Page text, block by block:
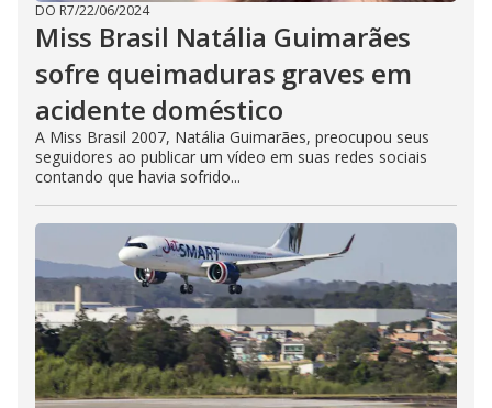
DO R7/22/06/2024
Miss Brasil Natália Guimarães
sofre queimaduras graves em
acidente doméstico
A Miss Brasil 2007, Natália Guimarães, preocupou seus
seguidores ao publicar um vídeo em suas redes sociais
contando que havia sofrido...